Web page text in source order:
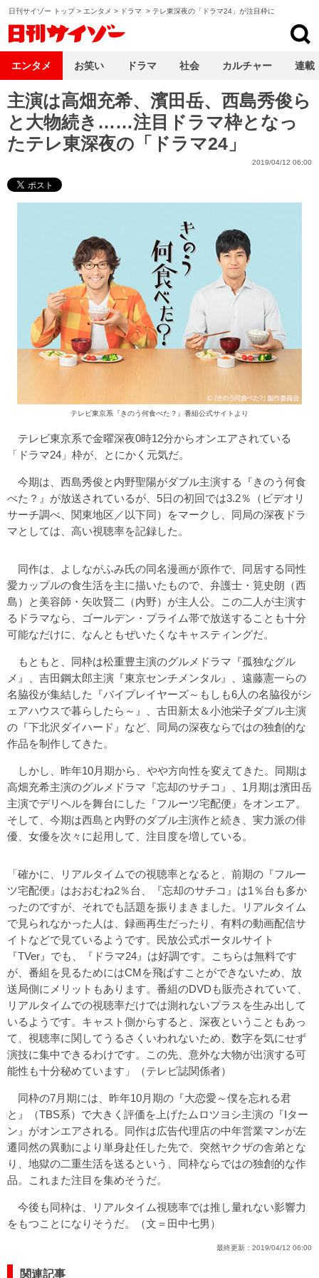
日刊サイゾー トップ> エンタメ > ドラマ > テレ東深夜の「ドラマ24」が注目枠に
主演は高畑充希、濱田岳、西島秀俊ら
と大物続き……注目ドラマ枠となっ
たテレ東深夜の「ドラマ24」
2019/04/12 06:00
テレビ東京系『きのう何食べた？』番組公式サイトより
テレビ東京系で金曜深夜0時12分からオンエアされている
「ドラマ24」枠が、とにかく元気だ。
今期は、西島秀俊と内野聖陽がダブル主演する『きのう何食
べた？』が放送されているが、5日の初回では3.2％（ビデオリ
サーチ調べ、関東地区／以下同）をマークし、同局の深夜ドラ
マとしては、高い視聴率を記録した。
同作は、よしながふみ氏の同名漫画が原作で、同居する同性
愛カップルの食生活を主に描いたもので、弁護士・筧史朗（西
島）と美容師・矢吹賢二（内野）が主人公。この二人が主演す
るドラマなら、ゴールデン・プライム帯で放送することも十分
可能なだけに、なんともぜいたくなキャスティングだ。
もともと、同枠は松重豊主演のグルメドラマ『孤独なグル
メ』、吉田鋼太郎主演『東京センチメンタル』、遠藤憲一らの
名脇役が集結した『バイプレイヤーズ～もしも6人の名脇役がシ
ェアハウスで暮らしたら～』、古田新太＆小池栄子ダブル主演
の『下北沢ダイハード』など、同局の深夜ならではの独創的な
作品を制作してきた。
しかし、昨年10月期から、やや方向性を変えてきた。同期は
高畑充希主演のグルメドラマ『忘却のサチコ』、1月期は濱田岳
主演でデリヘルを舞台にした『フルーツ宅配便』をオンエア。
そして、今期は西島と内野のダブル主演作と続き、実力派の俳
優、女優を次々に起用して、注目度を増している。
「確かに、リアルタイムでの視聴率となると、前期の『フルー
ツ宅配便』はおおむね2％台、『忘却のサチコ』は1％台も多か
ったのですが、それでも話題を振りまきました。リアルタイム
で見られなかった人は、録画再生だったり、有料の動画配信サ
イトなどで見ているようです。民放公式ポータルサイト
『TVer』でも、『ドラマ24』は好調です。こちらは無料です
が、番組を見るためにはCMを飛ばすことができないため、放
送局側にメリットもあります。番組のDVDも販売されていて、
リアルタイムでの視聴率だけでは測れないプラスを生み出して
いるようです。キャスト側からすると、深夜ということもあっ
て、視聴率に関してうるさくいわれないため、数字を気にせず
演技に集中できるわけです。この先、意外な大物が出演する可
能性も十分秘めています」（テレビ誌関係者）
同枠の7月期には、昨年10月期の『大恋愛～僕を忘れる君
と』（TBS系）で大きく評価を上げたムロツヨシ主演の『Iター
ン』がオンエアされる。同作は広告代理店の中年営業マンが左
遷同然の異動により単身赴任した先で、突然ヤクザの舎弟とな
り、地獄の二重生活を送るという、同枠ならではの独創的な作
品。これまた注目を集めそうだ。
今後も同枠は、リアルタイム視聴率では推し量れない影響力
をもつことになりそうだ。（文＝田中七男）
最終更新： 2019/04/12 06:00
関連記事
エンタメ お笑い ドラマ 社会 カルチャー 連載